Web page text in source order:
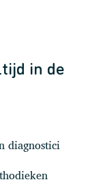
in de
diagnostici